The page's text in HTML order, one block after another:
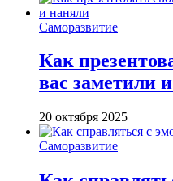
Саморазвитие
Как
вас заметили
20 октября 2025
Саморазвитие